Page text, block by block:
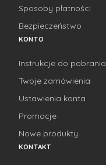
Sposoby płatności
Bezpieczeństwo
KONTO
Instrukcje do pobrania
Twoje zamówienia
Ustawienia konta
Promocje
Nowe produkty
KONTAKT